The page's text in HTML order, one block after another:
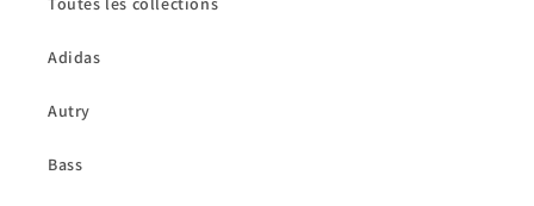
Adidas
Autry
Bass